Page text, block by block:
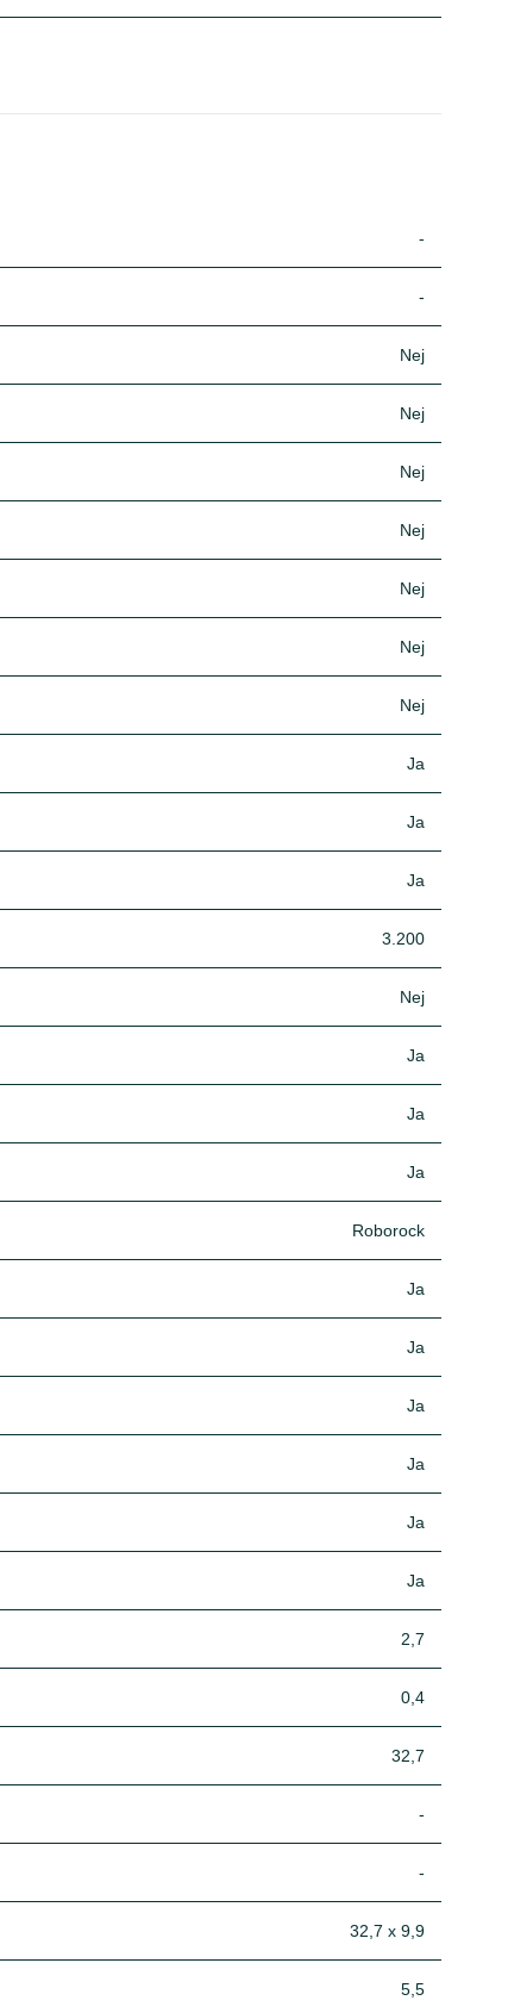
-
-
Nej
Nej
Nej
Nej
Nej
Nej
Nej
Ja
Ja
Ja
3.200
Nej
Ja
Ja
Ja
Roborock
Ja
Ja
Ja
Ja
Ja
Ja
2,7
0,4
32,7
-
-
32,7 x 9,9
5,5